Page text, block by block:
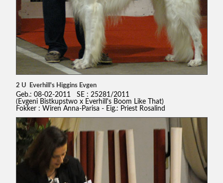
2 U Everhill's Higgins Evgen
Geb.: 08-02-2011 SE : 25281/2011
(Evgeni Bistkupstwo x Everhill's Boom Like That)
Fokker : Wiren Anna-Parisa - Eig.: Priest Rosalind